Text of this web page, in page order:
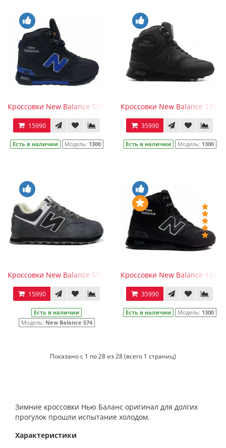
Кроссовки New Balance 1300 черно-синие зимние
15990
Есть в наличии Модель: 1300
Кроссовки New Balance
35990
Есть в наличии Модель: 1300
Кроссовки New Balance 574 зимние серые
15990
Есть в наличии
Модель: New Balance 574
Кроссовки New Balance
35990
Есть в наличии Модель: 1300
Показано с 1 по 28 из 28 (всего 1 страниц)
Зимние кроссовки Нью Баланс оригинал для долгих
прогулок прошли испытание холодом.
Характеристики